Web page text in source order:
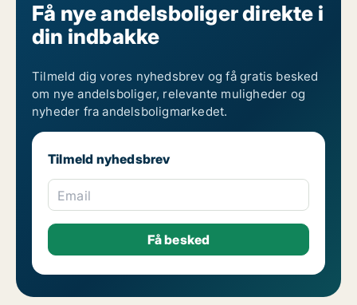
Få nye andelsboliger direkte i
din indbakke
Tilmeld dig vores nyhedsbrev og få gratis besked
om nye andelsboliger, relevante muligheder og
nyheder fra andelsboligmarkedet.
Tilmeld nyhedsbrev
Email